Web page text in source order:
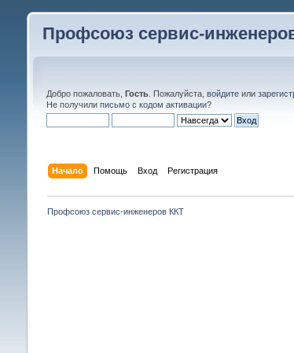
Профсоюз сервис-
Добро пожаловать, Гость. Пожалуйста, войдитеили
Не получили письмо с кодом активации?
Начало Помощь Вход Регистрация
Профсоюз сервис-инженеров ККТ